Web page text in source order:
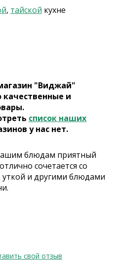
, тайской кухне
"Виджай"
качественные и
список наших
у нас нет.
блюдам приятный
сочетается со
и другими блюдами
свой отзыв